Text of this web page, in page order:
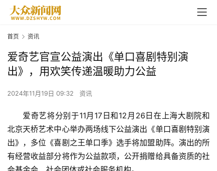
首页 资讯
爱奇艺官宣公益演出《单口喜剧特别演
出》，用欢笑传递温暖助力公益
2024年11月19日 09:32 资讯
爱奇艺将分别于11月17日和12月26日在上海大剧院和
北京天桥艺术中心举办两场线下公益演出《单口喜剧特别演
出》，多位《喜剧之王单口季》选手将加盟助阵。演出的所
有经营收益部分将作为公益款项，公开捐赠给具备资质的社